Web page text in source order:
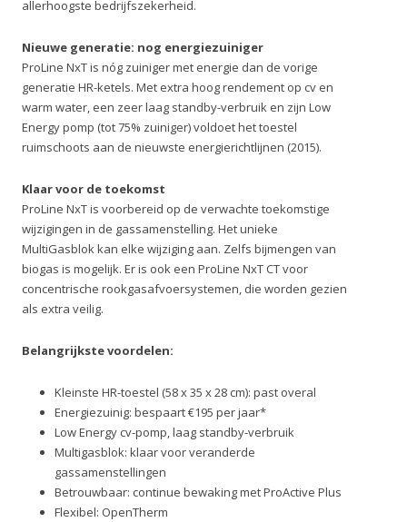
allerhoogste bedrijfszekerheid.
Nieuwe generatie: nog energiezuiniger
ProLine NxT is nóg zuiniger met energie dan de vorige
generatie HR-ketels. Met extra hoog rendement op cv en
warm water, een zeer laag standby-verbruik en zijn Low
Energy pomp (tot 75% zuiniger) voldoet het toestel
ruimschoots aan de nieuwste energierichtlijnen (2015).
Klaar voor de toekomst
ProLine NxT is voorbereid op de verwachte toekomstige
wijzigingen in de gassamenstelling. Het unieke
MultiGasblok kan elke wijziging aan. Zelfs bijmengen van
biogas is mogelijk. Er is ook een ProLine NxT CT voor
concentrische rookgasafvoersystemen, die worden gezien
als extra veilig.
Belangrijkste voordelen:
Kleinste HR-toestel (58 x 35 x 28 cm): past overal
Energiezuinig: bespaart €195 per jaar*
Low Energy cv-pomp, laag standby-verbruik
Multigasblok: klaar voor veranderde
gassamenstellingen
Betrouwbaar: continue bewaking met ProActive Plus
Flexibel: OpenTherm